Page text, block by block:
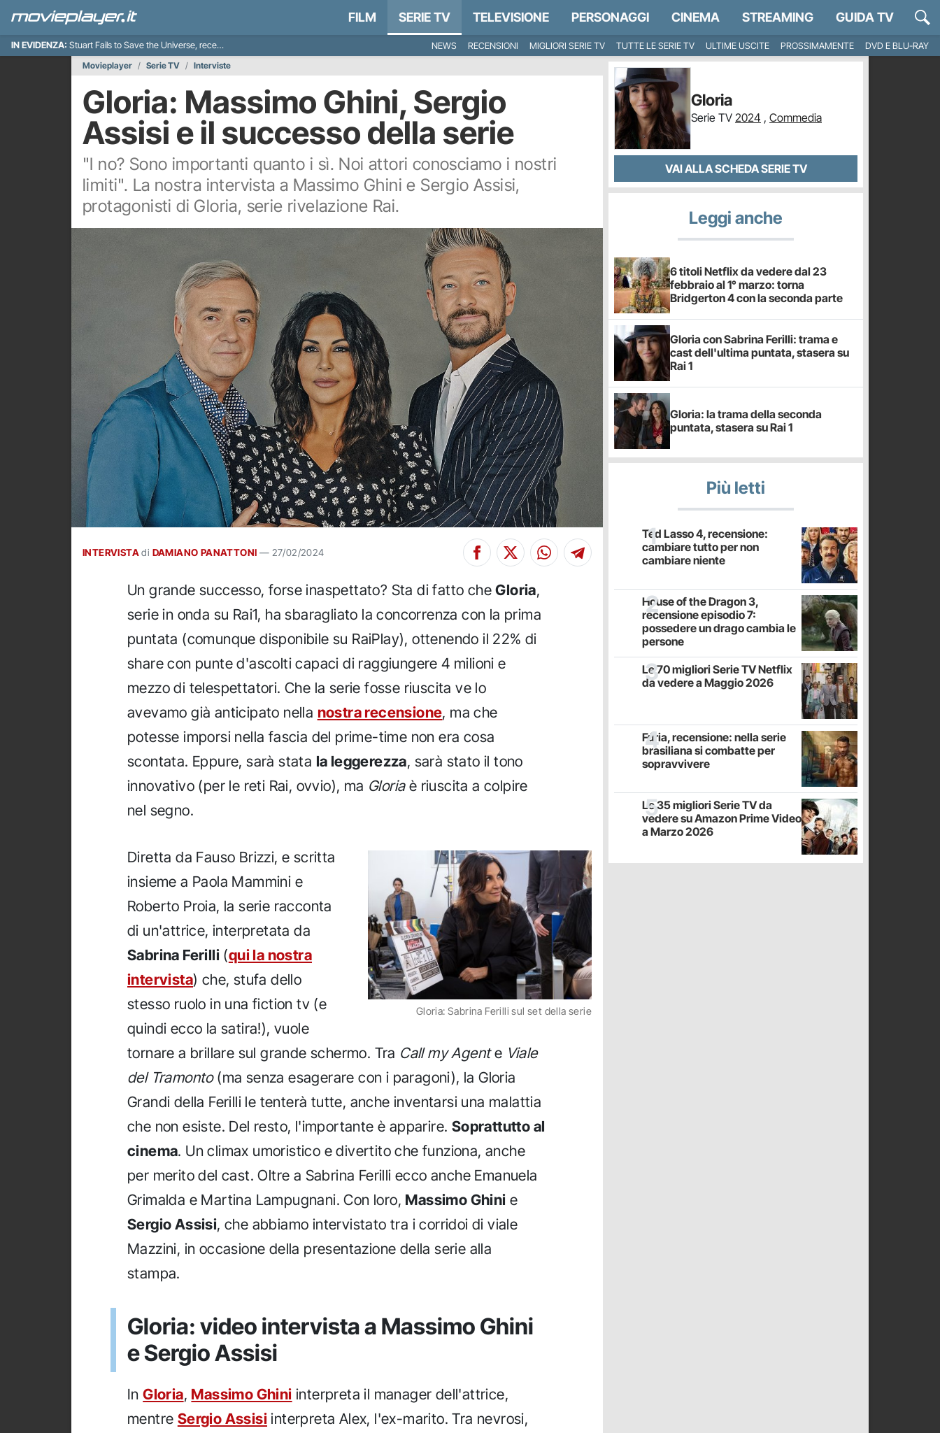
FILM SERIE TV TELEVISIONE PERSONAGGI CINEMA STREAMING GUIDA TV
IN EVIDENZA: Stuart Fails to Save the Universe, recensione NEWS RECENSIONI MIGLIORI SERIE TV TUTTE LE SERIE TV ULTIME USCITE PROSSIMAMENTE
DVD E BLU-RAY
Movieplayer
Serie TV Interviste
Gloria: Massimo Ghini, Sergio
Assisi e il successo della serie
"I no? Sono importanti quanto i sì. Noi attori conosciamo i nostri
limiti". La nostra intervista a Massimo Ghini e Sergio Assisi,
protagonisti di Gloria, serie rivelazione Rai.
INTERVISTA di DAMIANO PANATTONI — 27/02/2024
Un grande successo, forse inaspettato? Sta di fatto cheGloria,
serie in onda su Rai1, ha sbaragliato la concorrenza con la prima
puntata (comunque disponibile su RaiPlay), ottenendo il 22% di
share con punte d'ascolti capaci di raggiungere 4 milioni e
mezzo di telespettatori. Che la serie fosse riuscita ve lo
avevamo già anticipato nella nostra recensione, ma che
potesse imporsi nella fascia del prime-time non era cosa
scontata. Eppure, sarà stata la leggerezza, sarà stato il tono
innovativo (per le reti Rai, ovvio), ma Gloriaè riuscita a colpire
nel segno.
Gloria: Sabrina Ferilli sul set della serie
Diretta da Fauso Brizzi, e scritta
insieme a Paola Mammini e
Roberto Proia, la serie racconta
di un'attrice, interpretata da
Sabrina Ferilli (qui la nostra
intervista) che, stufa dello
stesso ruolo in una fiction tv (e
quindi ecco la satira!), vuole
tornare a brillare sul grande schermo. Tra Call my Agente Viale
del Tramonto(ma senza esagerare con i paragoni), la Gloria
Grandi della Ferilli le tenterà tutte, anche inventarsi una malattia
che non esiste. Del resto, l'importante è apparire. Soprattutto al
cinema. Un climax umoristico e divertito che funziona, anche
per merito del cast. Oltre a Sabrina Ferilli ecco anche Emanuela
Grimalda e Martina Lampugnani. Con loro, Massimo Ghini e
Sergio Assisi, che abbiamo intervistato tra i corridoi di viale
Mazzini, in occasione della presentazione della serie alla
stampa.
Gloria: video intervista a Massimo Ghini
e Sergio Assisi
InGloria, Massimo Ghini interpreta il manager dell'attrice,
mentre Sergio Assisi interpreta Alex, l'ex-marito. Tra nevrosi,
Gloria
Serie TV 2024 , Commedia
VAI ALLA SCHEDA SERIE TV
Leggi anche
6 titoli Netflix da vedere dal 23
febbraio al 1° marzo: torna
Bridgerton 4 con la seconda parte
Gloria con Sabrina Ferilli: trama e
cast dell'ultima puntata, stasera su
Rai 1
Gloria: la trama della seconda
puntata, stasera su Rai 1
Più letti
Ted Lasso 4, recensione:
cambiare tutto per non
cambiare niente
House of the Dragon 3,
recensione episodio 7:
possedere un drago cambia le
persone
Le 70 migliori Serie TV Netflix
da vedere a Maggio 2026
Fúria, recensione: nella serie
brasiliana si combatte per
sopravvivere
Le 35 migliori Serie TV da
vedere su Amazon Prime Video
a Marzo 2026